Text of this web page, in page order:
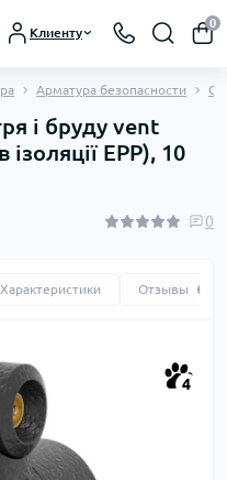
Клиенту
0
Арматура безопасности
і бруду vent
EPP), 10
0
Характеристики Отзывы
4